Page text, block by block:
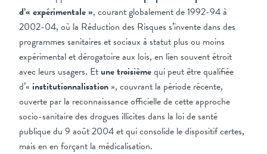
d’« expérimentale », courant globalement de 1992-94 à
2002-04, où la Réduction des Risques s’invente dans des
programmes sanitaires et sociaux à statut plus ou moins
expérimental et dérogatoire aux lois, en lien souvent étroit
avec leurs usagers. Etune troisièmequi peut être qualifiée
d’« institutionnalisation », couvrant la période récente,
ouverte par la reconnaissance officielle de cette approche
socio-sanitaire des drogues illicites dans la loi de santé
publique du 9 août 2004 et qui consolide le dispositif certes,
mais en en forçant la médicalisation.